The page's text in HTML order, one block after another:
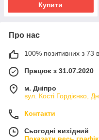
Купити
Про нас
100% позитивних з 73
Працює з 31.07.2020
м. Дніпро
вул. Кості Гордієнко,
Контакти
Сьогодні вихідний